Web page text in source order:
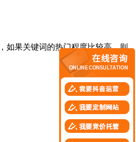
如果关键词的热门程度比较高，则